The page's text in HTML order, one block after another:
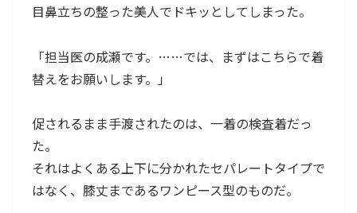
目鼻立ちの整った美人でドキッとしてしまった。
「担当医の成瀬です。……では、まずはこちらで着
替えをお願いします。」
促されるまま手渡されたのは、一着の検査着だっ
た。
それはよくある上下に分かれたセパレートタイプで
はなく、膝丈まであるワンピース型のものだ。